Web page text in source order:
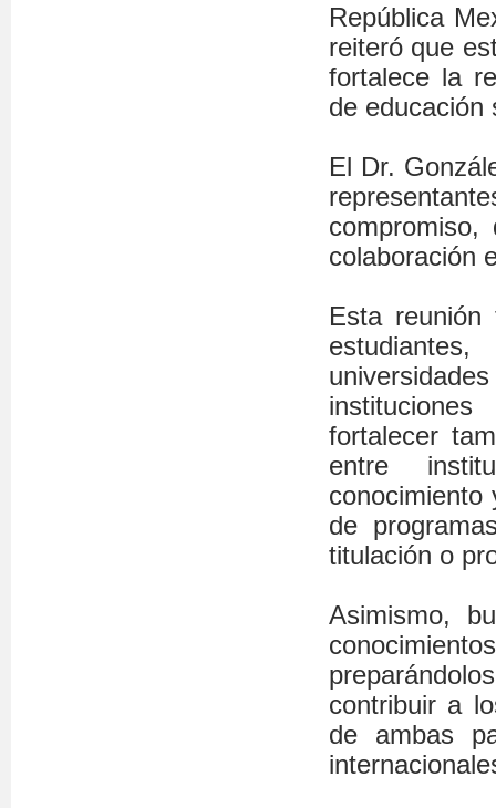
República
reiteró que
fortalece la
de educación
El Dr.
colaboración
Esta
fortalecer
entre
conocimiento
de
titulación o
Asimismo,
contribuir a
de ambas